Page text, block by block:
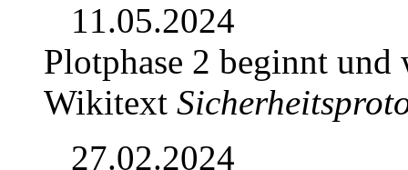
11.05.2024
Plotphase 2 beginnt und
Wikitext
27.02.2024